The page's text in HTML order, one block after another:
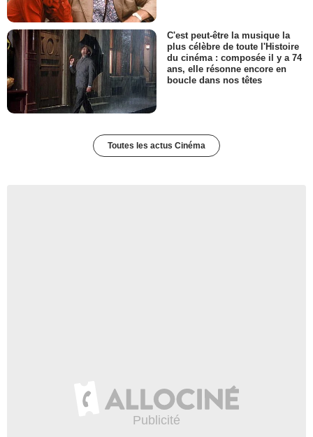
C'est peut-être la musique la
plus célèbre de toute l'Histoire
du cinéma : composée il y a 74
ans, elle résonne encore en
boucle dans nos têtes
Toutes les actus Cinéma